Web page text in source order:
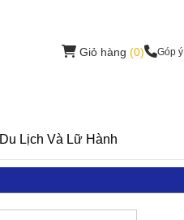
Giỏ hàng (0) Góp
Du Lịch Và Lữ Hành